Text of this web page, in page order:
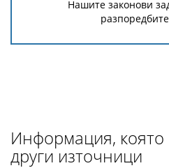
Нашите законови
Информация,
други източници